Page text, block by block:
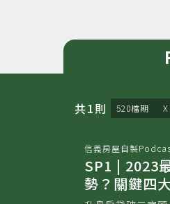
共1則 520檔期
信義房屋自製
SP1 | 2023
勢？關鍵四